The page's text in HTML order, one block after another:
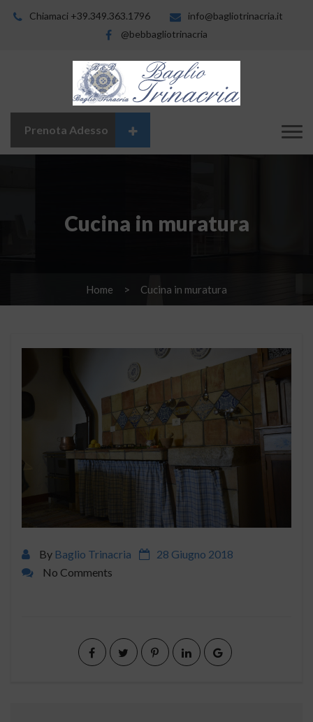
Chiamaci +39.349.363.1796
info@bagliotrinacria.it
@bebbagliotrinacria
Prenota Adesso
Cucina in muratura
Home Cucina in muratura
By Baglio Trinacria
28 Giugno 2018
No Comments